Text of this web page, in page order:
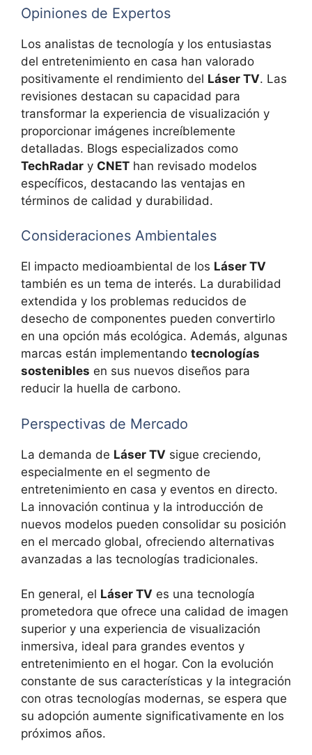
Opiniones de Expertos
Los analistas de tecnología y los entusiastas
del entretenimiento en casa han valorado
positivamente el rendimiento del Láser TV. Las
revisiones destacan su capacidad para
transformar la experiencia de visualización y
proporcionar imágenes increíblemente
detalladas. Blogs especializados como
TechRadar y CNET han revisado modelos
específicos, destacando las ventajas en
términos de calidad y durabilidad.
Consideraciones Ambientales
El impacto medioambiental de los Láser TV
también es un tema de interés. La durabilidad
extendida y los problemas reducidos de
desecho de componentes pueden convertirlo
en una opción más ecológica. Además, algunas
marcas están implementando tecnologías
sostenibles en sus nuevos diseños para
reducir la huella de carbono.
Perspectivas de Mercado
La demanda de Láser TV sigue creciendo,
especialmente en el segmento de
entretenimiento en casa y eventos en directo.
La innovación continua y la introducción de
nuevos modelos pueden consolidar su posición
en el mercado global, ofreciendo alternativas
avanzadas a las tecnologías tradicionales.
En general, el Láser TV es una tecnología
prometedora que ofrece una calidad de imagen
superior y una experiencia de visualización
inmersiva, ideal para grandes eventos y
entretenimiento en el hogar. Con la evolución
constante de sus características y la integración
con otras tecnologías modernas, se espera que
su adopción aumente significativamente en los
próximos años.